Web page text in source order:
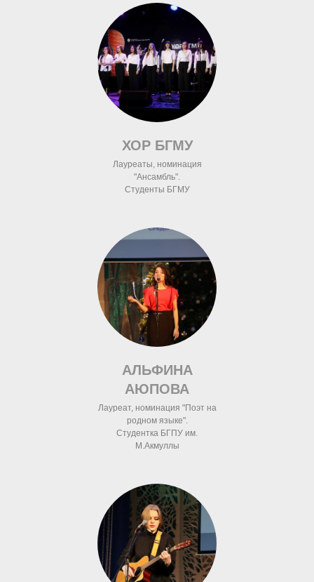
ХОР БГМУ
Лауреаты, номинация
"Ансамбль".
Студенты БГМУ
АЛЬФИНА
АЮПОВА
Лауреат, номинация "Поэт на
родном языке".
Студентка БГПУ им.
М.Акмуллы